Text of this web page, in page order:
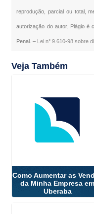
reprodução, parcial ou total,
autorização do autor. Plágio é
Penal. – Lei n° 9.610-98 sobre
Veja Também
Como Aumentar as
da Minha Empresa em
Uberaba